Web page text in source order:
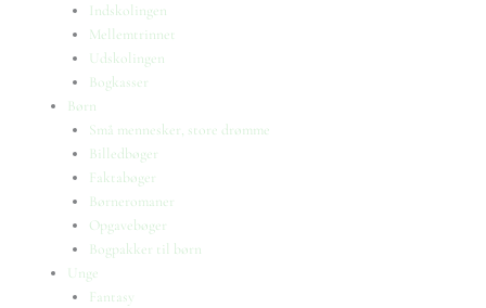
Indskolingen
Mellemtrinnet
Udskolingen
Bogkasser
Børn
Små mennesker, store drømme
Billedbøger
Faktabøger
Børneromaner
Opgavebøger
Bogpakker til børn
Unge
Fantasy